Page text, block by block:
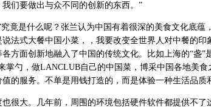
们要做出与众不同的创新的东西。”
是什么呢？张兰认为中国有着很深的美食文化底蕴
法式大餐中国小菜，，我要改变全世界人对中餐的印
方面创新地融入了中国的传统文化。比如上海的“盏”
掌勺，做LANCLUB自己的中国菜，博采中国各地美
的服务。不单是用钱打造的，而是体验一种生活品质
大。几年前，周围的环境包括硬件软件都提供不了